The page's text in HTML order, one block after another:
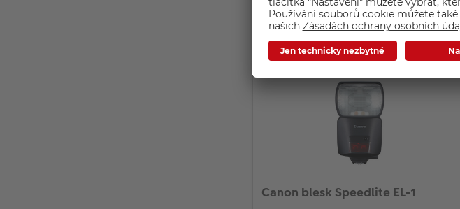
KOUPIT
Canon blesk Speedlite EL-1